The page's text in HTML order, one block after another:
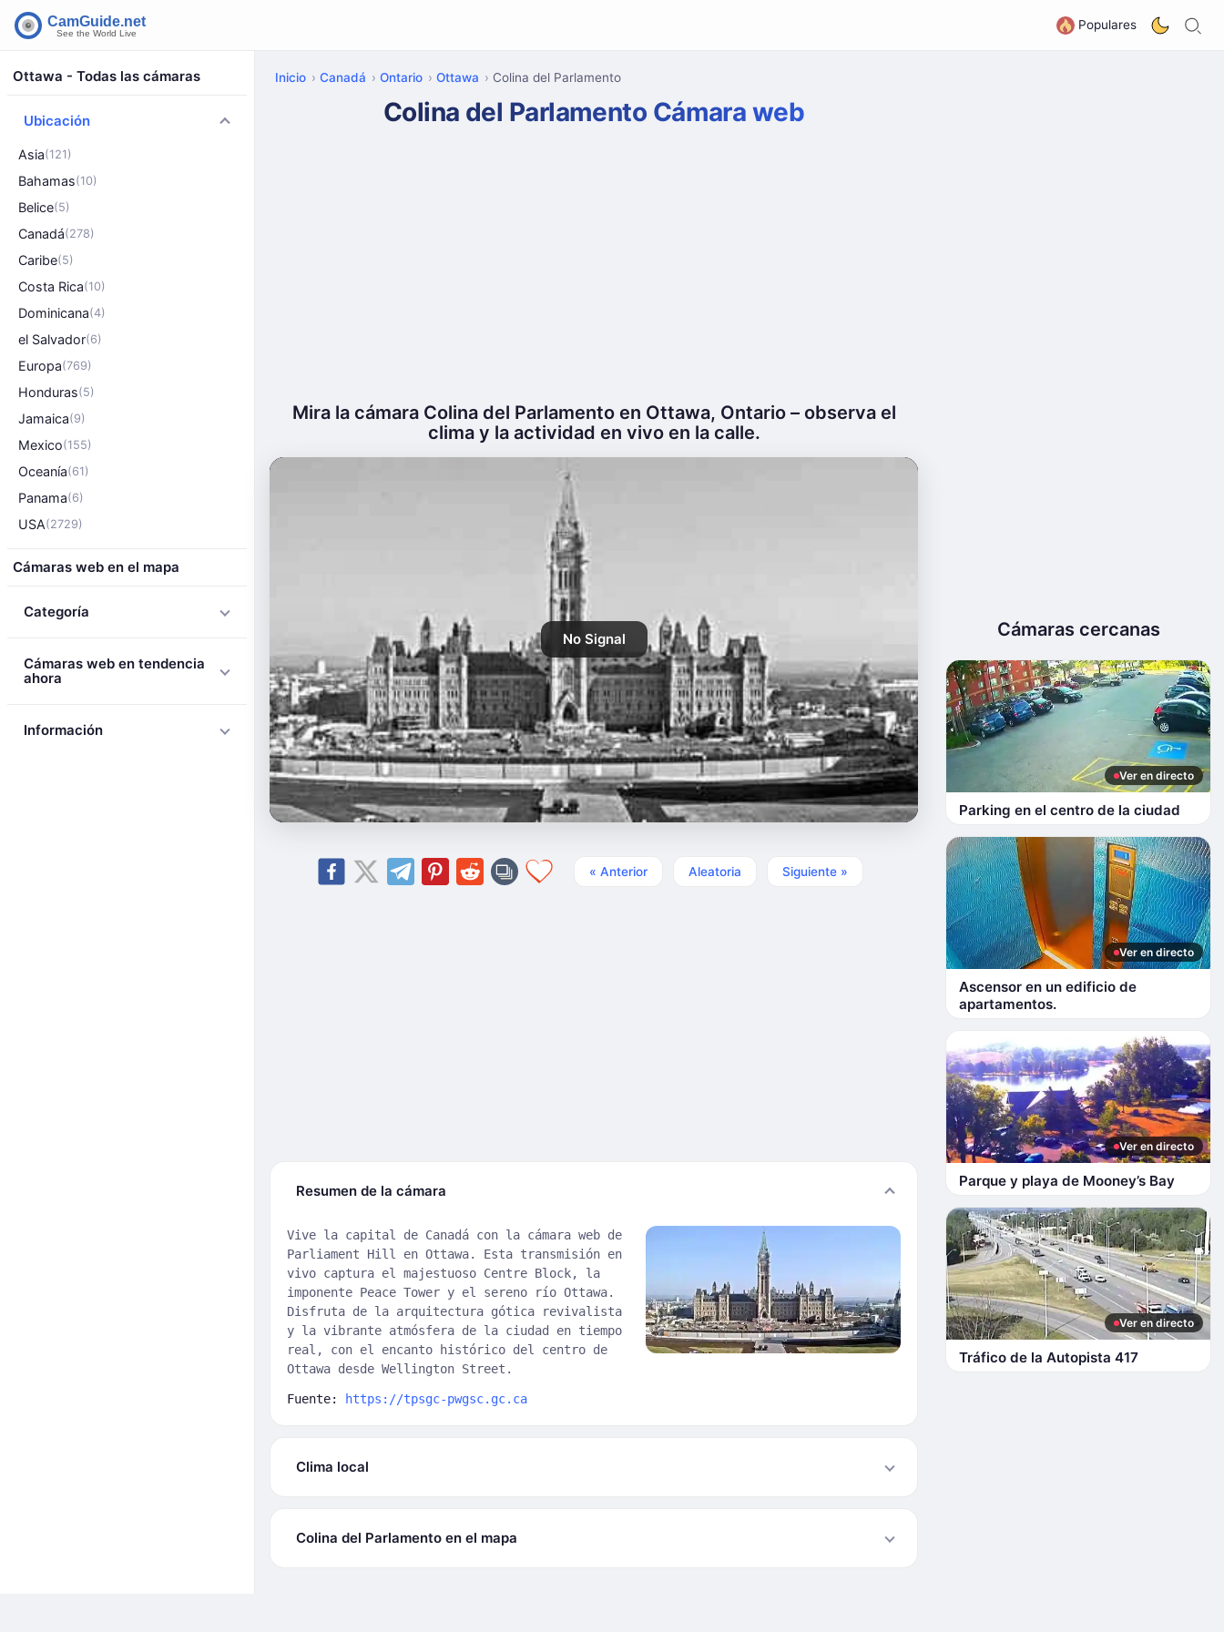
Populares
Ottawa - Todas las cámaras
Ubicación
Asia(121)
Bahamas(10)
Belice(5)
Canadá(278)
Caribe(5)
Costa Rica(10)
Dominicana(4)
el Salvador(6)
Europa(769)
Honduras(5)
Jamaica(9)
Mexico(155)
Oceanía(61)
Panama(6)
USA(2729)
Cámaras web en el mapa
Categoría
Cámaras web en tendencia
ahora
Información
Inicio Canadá Ontario Ottawa Colina del Parlamento
Colina del Parlamento Cámara web
Mira la cámara Colina del Parlamento en Ottawa, Ontario – observa el
clima y la actividad en vivo en la calle.
No Signal
« Anterior Aleatoria Siguiente »
Resumen de la cámara
Vive la capital de Canadá con la cámara web de
Parliament Hill en Ottawa. Esta transmisión en
vivo captura el majestuoso Centre Block, la
imponente Peace Tower y el sereno río Ottawa.
Disfruta de la arquitectura gótica revivalista
y la vibrante atmósfera de la ciudad en tiempo
real, con el encanto histórico del centro de
Ottawa desde Wellington Street.
Fuente: https://tpsgc-pwgsc.gc.ca
Clima local
Colina del Parlamento en el mapa
Cámaras cercanas
Ver en directo
Parking en el centro de la ciudad
Ver en directo
Ascensor en un edificio de
apartamentos.
Ver en directo
Parque y playa de Mooney’s Bay
Ver en directo
Tráfico de la Autopista 417